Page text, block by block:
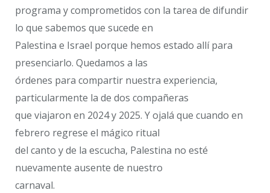
programa y comprometidos con la tarea de difundir
lo que sabemos que sucede en
Palestina e Israel porque hemos estado allí para
presenciarlo. Quedamos a las
órdenes para compartir nuestra experiencia,
particularmente la de dos compañeras
que viajaron en 2024 y 2025. Y ojalá que cuando en
febrero regrese el mágico ritual
del canto y de la escucha, Palestina no esté
nuevamente ausente de nuestro
carnaval.